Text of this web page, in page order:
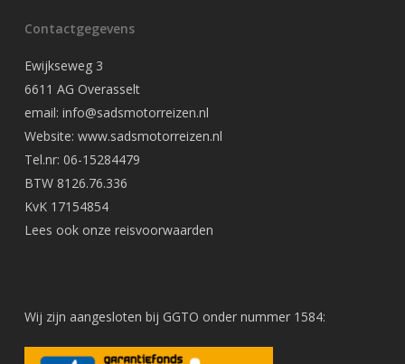
Contactgegevens
Ewijkseweg 3
6611 AG Overasselt
email: info@sadsmotorreizen.nl
Website: www.sadsmotorreizen.nl
Tel.nr: 06-15284479
BTW 8126.76.336
KvK 17154854
Lees ook onze reisvoorwaarden
Wij zijn aangesloten bij GGTO onder nummer 1584: